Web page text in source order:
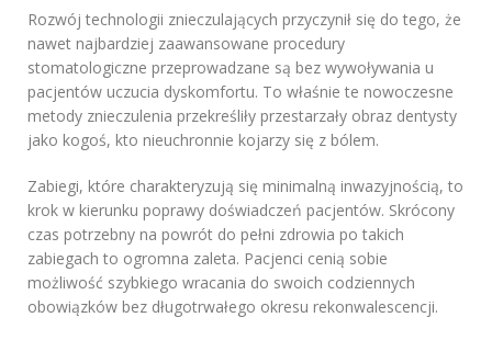
Rozwój technologii znieczulających przyczynił się do tego, że
nawet najbardziej zaawansowane procedury
stomatologiczne przeprowadzane są bez wywoływania u
pacjentów uczucia dyskomfortu. To właśnie te nowoczesne
metody znieczulenia przekreśliły przestarzały obraz dentysty
jako kogoś, kto nieuchronnie kojarzy się z bólem.
Zabiegi, które charakteryzują się minimalną inwazyjnością, to
krok w kierunku poprawy doświadczeń pacjentów. Skrócony
czas potrzebny na powrót do pełni zdrowia po takich
zabiegach to ogromna zaleta. Pacjenci cenią sobie
możliwość szybkiego wracania do swoich codziennych
obowiązków bez długotrwałego okresu rekonwalescencji.